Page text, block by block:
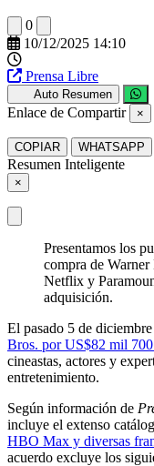
0
10/12/2025 14:10
Prensa Libre
Auto Resumen
Enlace de Compartir ×
COPIAR WHATSAPP
Resumen Inteligente
×
Presentamos los
compra de
Netflix y
adquisición.
El pasado 5 de diciembre
Bros. por US$82 mil
cineastas, actores y
entretenimiento.
Según información de
incluye el extenso
HBO Max y diversas
acuerdo excluye los